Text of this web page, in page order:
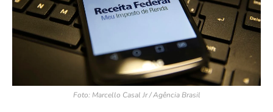
Foto: Marcello Casal Jr / Agência Brasil